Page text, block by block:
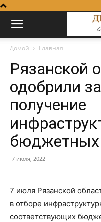
Домой Главная
Рязанской
одобрили
получение
бюджетных
7 июля, 2022
7 июля Рязанской
в отборе
соответствующих